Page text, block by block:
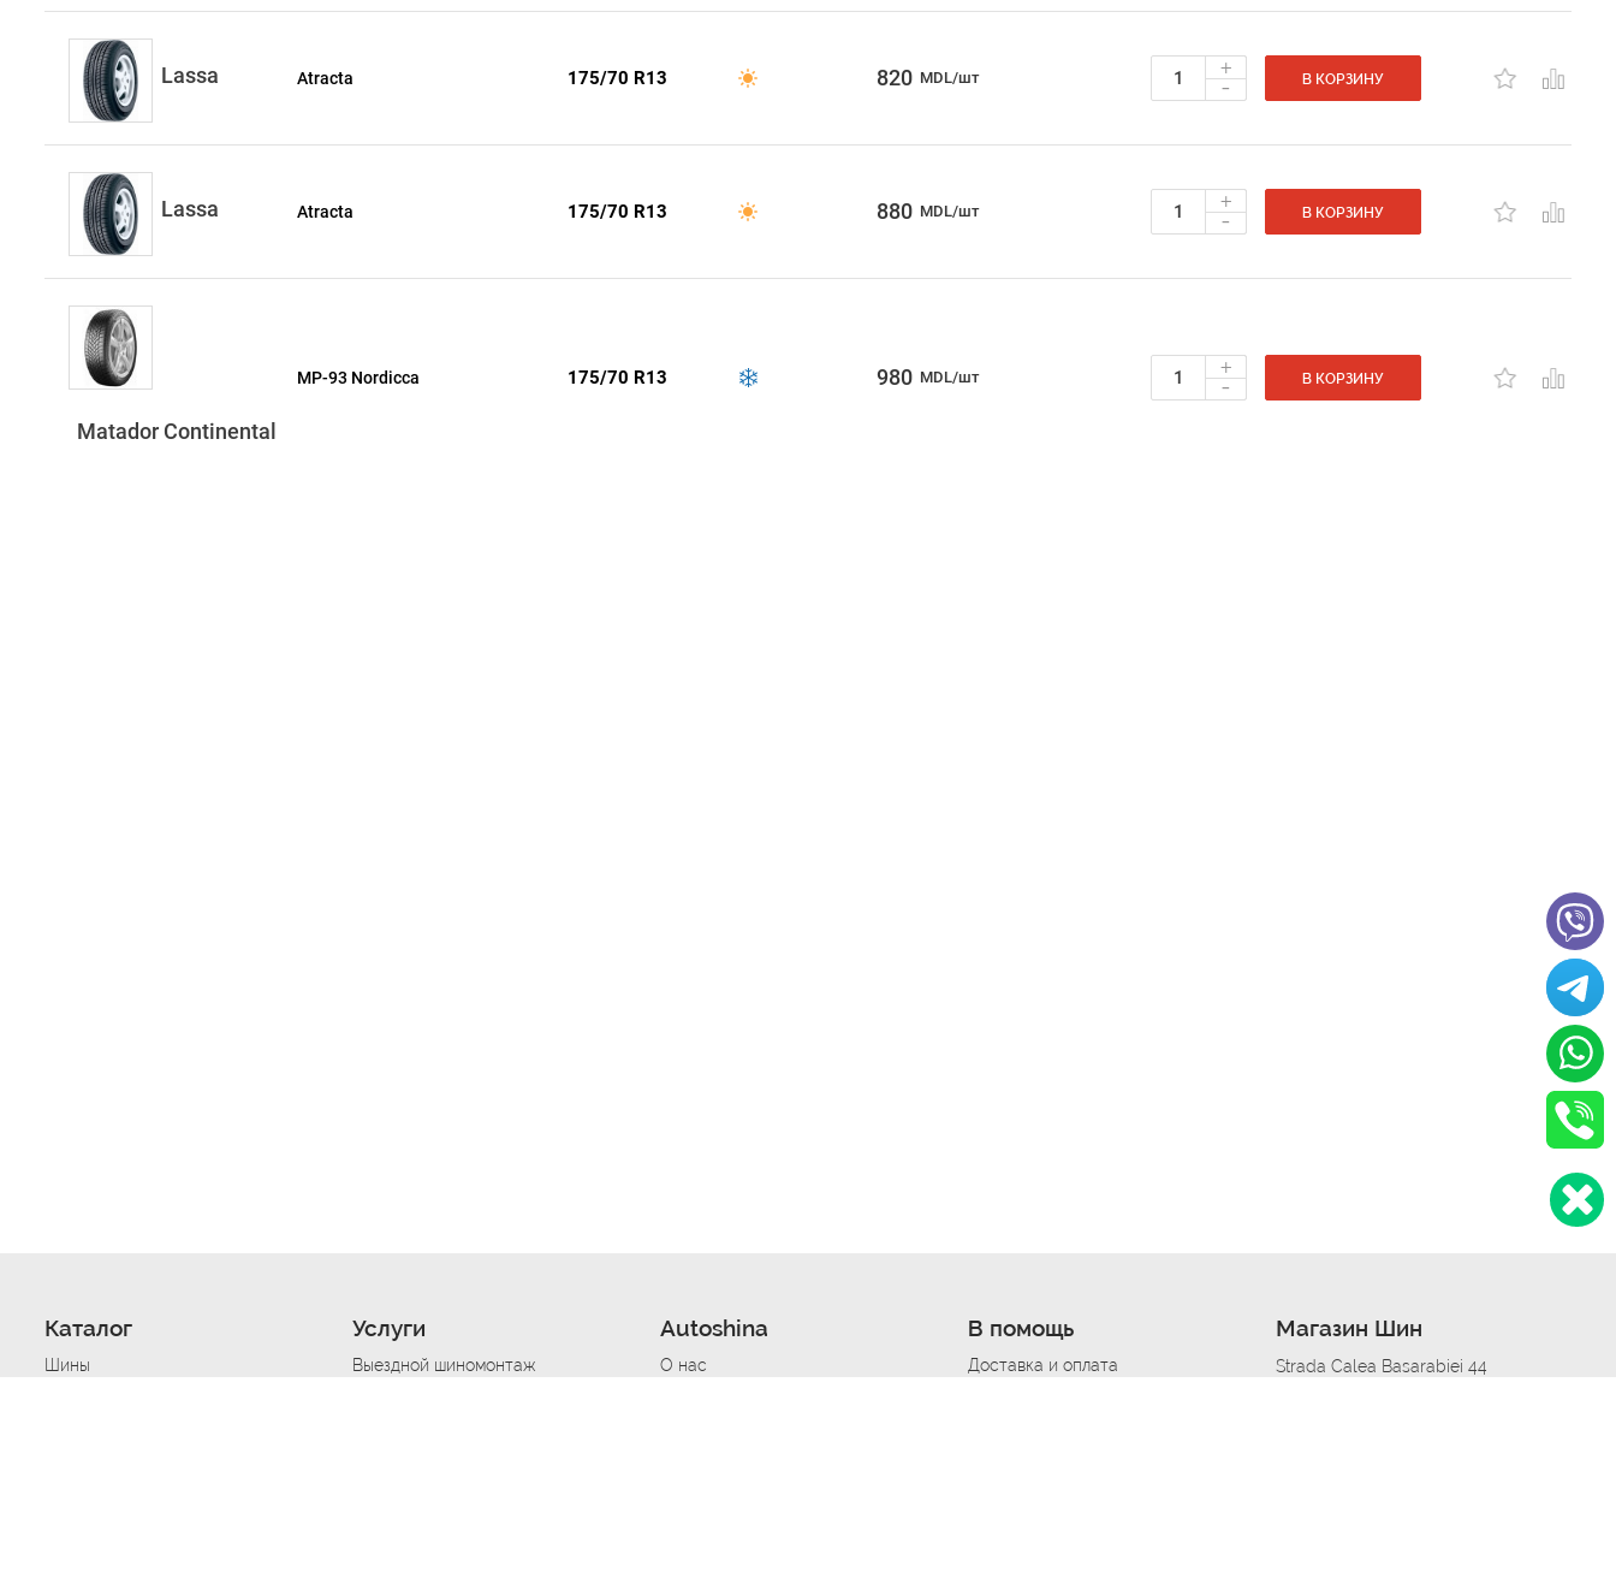
Lassa Atracta 175/70 R13 820 MDL/шт +
- В КОРЗИНУ
Lassa Atracta 175/70 R13 880 MDL/шт +
- В КОРЗИНУ
Matador Continental
MP-93 Nordicca 175/70 R13 980 MDL/шт +
- В КОРЗИНУ
Каталог
Шины
Услуги
Выездной шиномонтаж
Autoshina
О нас
В помощь
Доставка и оплата
Магазин Шин
Strada Calea Basarabiei 44